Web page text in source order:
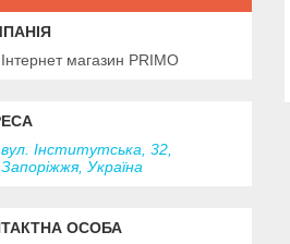
Інтернет магазин PRIMO
вул. Інститутська, 32,
Запоріжжя, Україна